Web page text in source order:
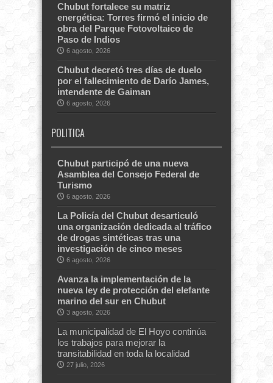
Chubut fortalece su matriz
energética: Torres firmó el inicio de
obra del Parque Fotovoltaico de
Paso de Indios
6 agosto, 2026
Chubut decretó tres días de duelo
por el fallecimiento de Darío James,
intendente de Gaiman
6 agosto, 2026
POLITICA
Chubut participó de una nueva
Asamblea del Consejo Federal de
Turismo
6 agosto, 2026
La Policía del Chubut desarticuló
una organización dedicada al tráfico
de drogas sintéticas tras una
investigación de cinco meses
6 agosto, 2026
Avanza la implementación de la
nueva ley de protección del elefante
marino del sur en Chubut
3 agosto, 2026
La municipalidad de El Hoyo continúa
los trabajos para mejorar la
transitabilidad en toda la localidad
27 julio, 2026